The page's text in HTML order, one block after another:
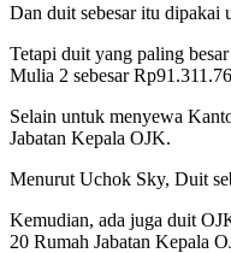
Dan duit sebesar itu dipakai
Tetapi duit yang paling
Mulia 2 sebesar
Selain untuk menyewa
Jabatan Kepala OJK.
Menurut Uchok Sky, Duit
Kemudian, ada juga duit
20 Rumah Jabatan Kepala